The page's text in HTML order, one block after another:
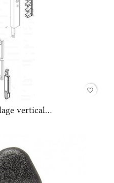
favorite_border
vertical...